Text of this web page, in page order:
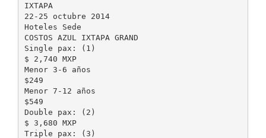
IXTAPA
22-25 octubre 2014
Hoteles Sede
COSTOS AZUL IXTAPA GRAND
Single pax: (1)
$ 2,740 MXP
Menor 3-6 años
$249
Menor 7-12 años
$549
Double pax: (2)
$ 3,680 MXP
Triple pax: (3)